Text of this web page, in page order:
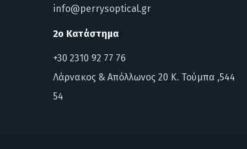
info@perrysoptical.gr
2ο Κατάστημα
+30 2310 92 77 76
Λάρνακος & Απόλλωνος 20 Κ. Τούμπα ,544
54